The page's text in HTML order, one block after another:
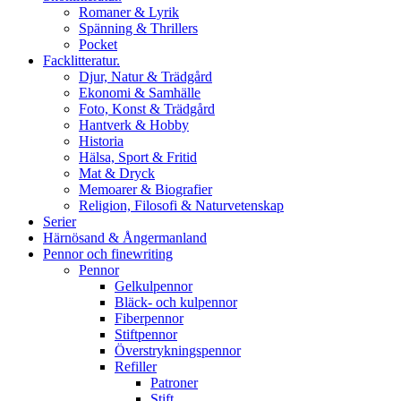
Romaner & Lyrik
Spänning & Thrillers
Pocket
Facklitteratur.
Djur, Natur & Trädgård
Ekonomi & Samhälle
Foto, Konst & Trädgård
Hantverk & Hobby
Historia
Hälsa, Sport & Fritid
Mat & Dryck
Memoarer & Biografier
Religion, Filosofi & Naturvetenskap
Serier
Härnösand & Ångermanland
Pennor och finewriting
Pennor
Gelkulpennor
Bläck- och kulpennor
Fiberpennor
Stiftpennor
Överstrykningspennor
Refiller
Patroner